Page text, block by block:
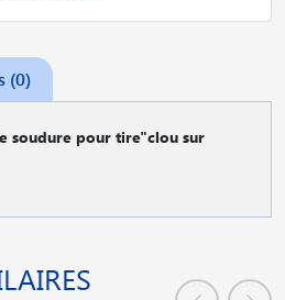
(0)
soudure pour tire"clou sur